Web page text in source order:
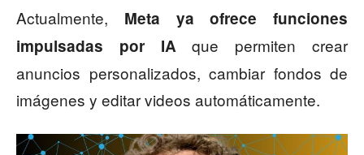
Actualmente, Meta ya ofrece funciones
impulsadas por IA que permiten crear
anuncios personalizados, cambiar fondos de
imágenes y editar videos automáticamente.